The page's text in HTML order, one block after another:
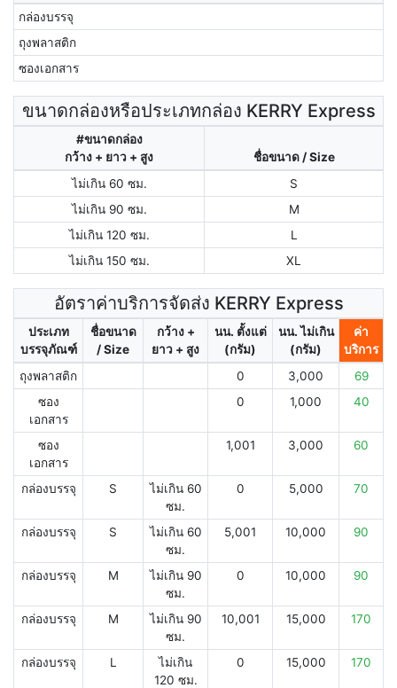
กล่องบรรจุ
ถุงพลาสติก
ซองเอกสาร
ขนาดกล่องหรือประเภทกล่อง KERRY Express
#ขนาดกล่อง
กว้าง + ยาว + สูง
ชื่อขนาด / Size
ไม่เกิน 60 ซม.
S
ไม่เกิน 90 ซม.
M
ไม่เกิน 120 ซม.
L
ไม่เกิน 150 ซม.
XL
อัตราค่าบริการจัดส่ง KERRY Express
ประเภท
บรรจุภัณฑ์
ชื่อขนาด
/ Size
กว้าง +
ยาว + สูง
นน. ตั้งแต่
(กรัม)
นน. ไม่เกิน
(กรัม)
ค่า
บริการ
ถุงพลาสติก
0 3,000
69
ซอง
เอกสาร
0 1,000 40
ซอง
เอกสาร
1,001 3,000 60
กล่องบรรจุ S
ไม่เกิน 60
ซม.
0 5,000 70
กล่องบรรจุ S
ไม่เกิน 60
ซม.
5,001 10,000 90
กล่องบรรจุ M
ไม่เกิน 90
ซม.
0 10,000 90
กล่องบรรจุ M
ไม่เกิน 90
ซม.
10,001 15,000 170
กล่องบรรจุ L
ไม่เกิน
120 ซม.
0 15,000 170